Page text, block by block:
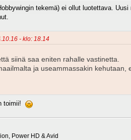
tekemä) ei ollut luotettava.
- klo: 18.14
siinä saa eniten rahalle vastinetta.
ja useammassakin
toimii!
Power HD & Avid